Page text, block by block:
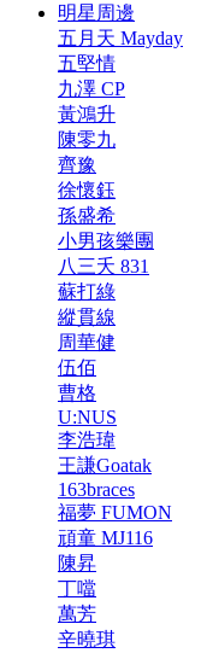
明星周邊
五月天 Mayday
五堅情
九澤 CP
黃鴻升
陳零九
齊豫
徐懷鈺
孫盛希
小男孩樂團
八三夭 831
蘇打綠
縱貫線
周華健
伍佰
曹格
U:NUS
李浩瑋
王謙Goatak
163braces
福夢 FUMON
頑童 MJ116
陳昇
丁噹
萬芳
辛曉琪